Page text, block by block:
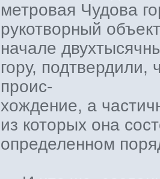
метровая Чудова
рукотворный
начале
гору, подтвердили,
проис-
хождение, а
из которых она
определенном